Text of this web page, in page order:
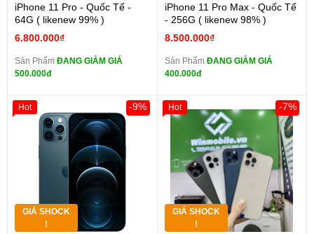
iPhone 11 Pro - Quốc Tế -
64G ( likenew 99% )
6.800.000₫
Sản Phẩm ĐANG GIẢM GIÁ
500.000đ
iPhone 11 Pro Max - Quốc Tế
- 256G ( likenew 98% )
8.500.000₫
Sản Phẩm ĐANG GIẢM GIÁ
400.000đ
GIÁ SHOCK
!
-9%
Hot
GIÁ SHOCK
!
-7%
Hot